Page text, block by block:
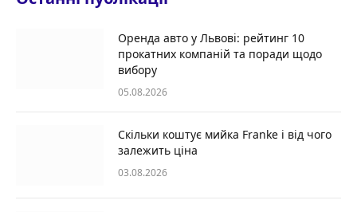
Оренда авто у Львові: рейтинг 10
прокатних компаній та поради щодо
вибору
05.08.2026
Скільки коштує мийка Franke і від чого
залежить ціна
03.08.2026